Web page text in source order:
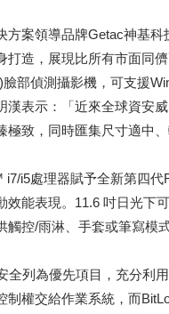
方案領導品牌Getac神基
打造，展現比所有市面同
部偵測攝影機，可支援
漢表示：「近來全球資安
極致，同時匯集尺寸適中
i5處理器賦予全新第四代
效能表現。11.6 吋日光下
觸控/雨淋、手套或筆寫模
全列為優先項目，充分利
制權交給作業系統，而